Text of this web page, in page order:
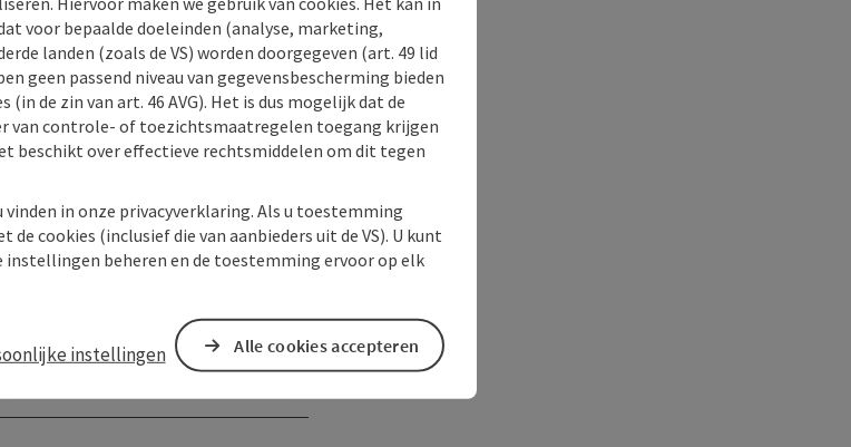
voor bepaalde doeleinden (analyse, marketing,
landen (zoals de VS) worden doorgegeven (art. 49 lid
geen passend niveau van gegevensbescherming bieden
(in de zin van art. 46 AVG). Het is dus mogelijk dat de
van controle- of toezichtsmaatregelen toegang krijgen
beschikt over effectieve rechtsmiddelen om dit tegen
in onze privacyverklaring. Als u toestemming
cookies (inclusief die van aanbieders uit de VS). U kunt
instellingen beheren en de toestemming ervoor op elk
instellingen Alle cookies accepteren